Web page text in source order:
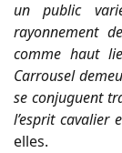
un public
rayonnement
comme haut
Carrousel
se conjuguent
l’esprit cavalier
elles.